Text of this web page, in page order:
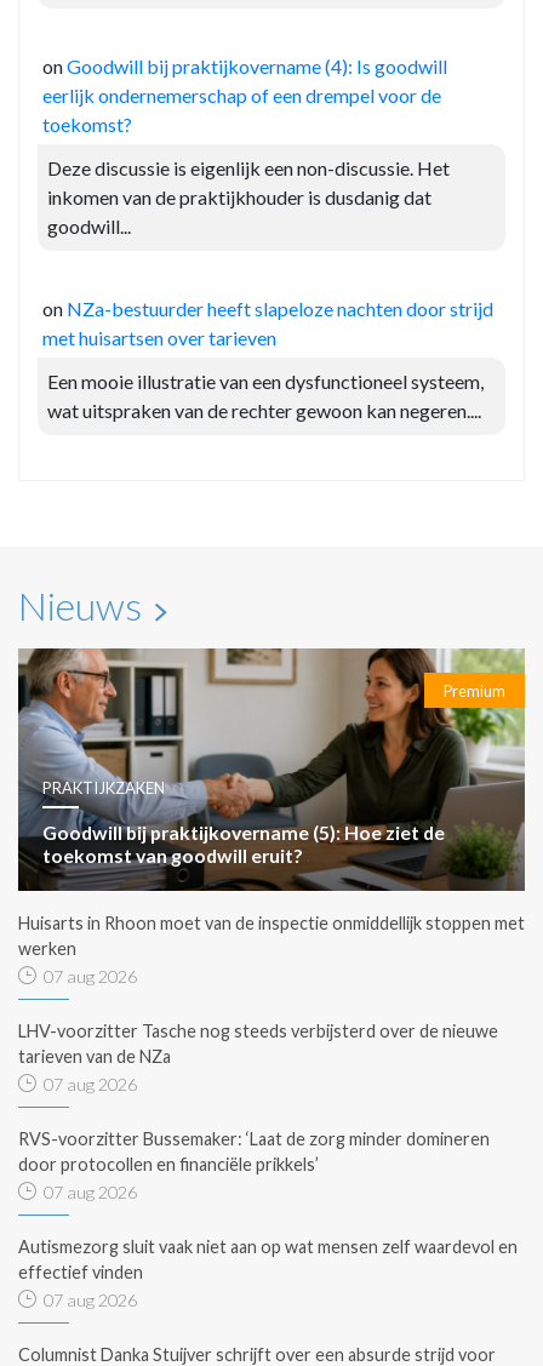
onGoodwill bij praktijkovername (4): Is goodwill
eerlijk ondernemerschap of een drempel voor de
toekomst?
Deze discussie is eigenlijk een non-discussie. Het
inkomen van de praktijkhouder is dusdanig dat
goodwill...
on NZa-bestuurder heeft slapeloze nachten door strijd
met huisartsen over tarieven
Een mooie illustratie van een dysfunctioneel systeem,
wat uitspraken van de rechter gewoon kan negeren....
Nieuws
Premium
PRAKTIJKZAKEN
Goodwill bij praktijkovername (5): Hoe ziet de
toekomst van goodwill eruit?
Huisarts in Rhoon moet van de inspectie onmiddellijk stoppen met
werken
07 aug 2026
LHV-voorzitter Tasche nog steeds verbijsterd over de nieuwe
tarieven van de NZa
07 aug 2026
RVS-voorzitter Bussemaker: ‘Laat de zorg minder domineren
door protocollen en financiële prikkels’
07 aug 2026
Autismezorg sluit vaak niet aan op wat mensen zelf waardevol en
effectief vinden
07 aug 2026
Columnist Danka Stuijver schrijft over een absurde strijd voor